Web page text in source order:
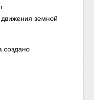
движения земной
создано